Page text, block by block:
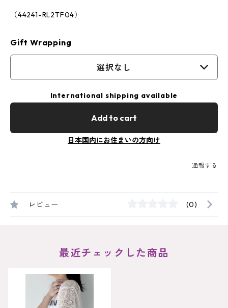
（44241-RL2TF04）
Gift Wrapping
選択なし
International shipping available
Add to cart
日本国内にお住まいの方向け
通報する
レビュー (0)
最近チェックした商品